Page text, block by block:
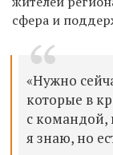
сфера и
«Нужно
которые в
с командой,
я знаю, но